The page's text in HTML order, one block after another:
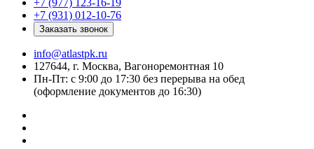
+7 (977) 123-16-19
+7 (931) 012-10-76
Заказать звонок
info@atlastpk.ru
127644, г. Москва, Вагоноремонтная 10
Пн-Пт: с 9:00 до 17:30 без перерыва на обед
(оформление документов до 16:30)